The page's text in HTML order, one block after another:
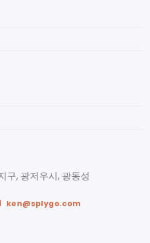
구, 광저우시, 광동성
ken@splygo.com